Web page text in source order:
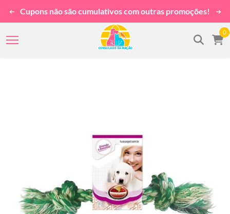
Cupons não são cumulativos com outras promoções!
0